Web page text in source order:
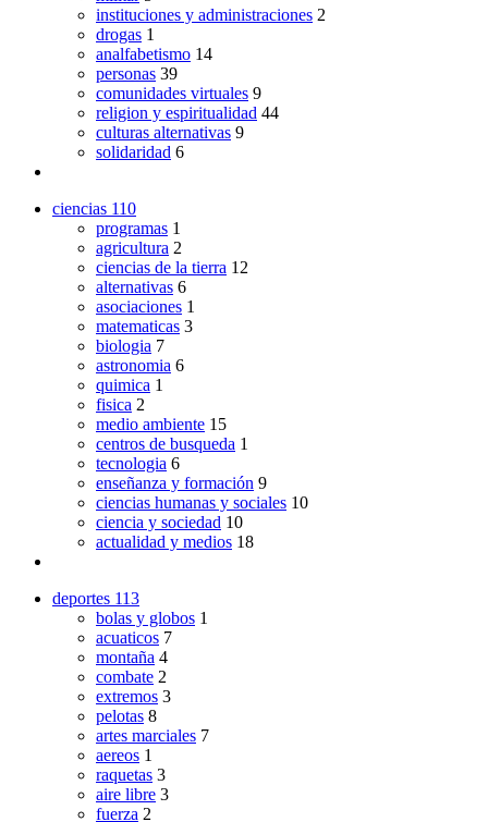
instituciones y administraciones 2
drogas 1
analfabetismo 14
personas 39
comunidades virtuales 9
religion y espiritualidad 44
culturas alternativas 9
solidaridad 6
ciencias 110
programas 1
agricultura 2
ciencias de la tierra 12
alternativas 6
asociaciones 1
matematicas 3
biologia 7
astronomia 6
quimica 1
fisica 2
medio ambiente 15
centros de busqueda 1
tecnologia 6
enseñanza y formación 9
ciencias humanas y sociales 10
ciencia y sociedad 10
actualidad y medios 18
deportes 113
bolas y globos 1
acuaticos 7
montaña 4
combate 2
extremos 3
pelotas 8
artes marciales 7
aereos 1
raquetas 3
aire libre 3
fuerza 2